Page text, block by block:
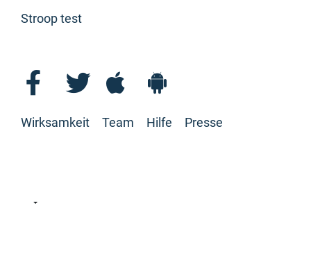
Stroop test
Wirksamkeit Team Hilfe Presse